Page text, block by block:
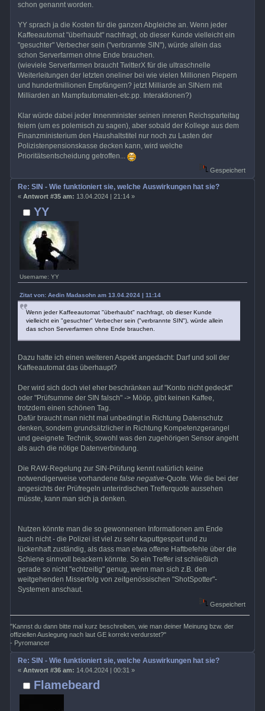
schon genannt worden.
YY sprach ja die Kosten für die ganzen Abgleiche an. Wenn jeder
Kaffeeautomat "überhaubt" nachfragt, ob dieser Kunde vielleicht ein
"gesuchter" Verbecher sein ("verbrannte SIN"), würde allein das
schon Serverfarmen ohne Ende brauchen.
(wieviele Serverfarmen braucht TwitterX für die ultraschnelle
Weiterleitungen der letzten oneliner bei wie vielen Millionen Piepern
und hundertmillionen Empfängern? jetzt Milliarde an SINern mit
Milliarden an Mampfautomaten-etc.pp. Interaktionen?)
Klar würde dabei jeder Innenminister seinen inneren Reichsparteitag
feiern (um es polemisch zu sagen), aber sobald der Kollege aus dem
Finanzministerium den Haushaltstitel nur noch zu Lasten der
Polizistenpensionskasse decken kann, wird welche
Prioritätsentscheidung getroffen...
Gespeichert
YY
Username: YY
Re: SIN - Wie funktioniert sie, welche Auswirkungen hat sie?
« Antwort #35 am: 13.04.2024 | 21:14 »
Zitat von: Aedin Madasohn am 13.04.2024 | 11:14
Wenn jeder Kaffeeautomat "überhaubt" nachfragt, ob dieser Kunde
vielleicht ein "gesuchter" Verbecher sein ("verbrannte SIN"), würde allein
das schon Serverfarmen ohne Ende brauchen.
Dazu hatte ich einen weiteren Aspekt angedacht: Darf und soll der
Kaffeeautomat das überhaupt?
Der wird sich doch viel eher beschränken auf "Konto nicht gedeckt"
oder "Prüfsumme der SIN falsch" -> Mööp, gibt keinen Kaffee,
trotzdem einen schönen Tag.
Dafür braucht man nicht mal unbedingt in Richtung Datenschutz
denken, sondern grundsätzlicher in Richtung Kompetenzgerangel
und geeignete Technik, sowohl was den zugehörigen Sensor angeht
als auch die nötige Datenverbindung.
Die RAW-Regelung zur SIN-Prüfung kennt natürlich keine
notwendigerweise vorhandene false negative-Quote. Wie die bei der
angesichts der Prüfregeln unterirdischen Trefferquote aussehen
müsste, kann man sich ja denken.
Nutzen könnte man die so gewonnenen Informationen am Ende
auch nicht - die Polizei ist viel zu sehr kaputtgespart und zu
lückenhaft zuständig, als dass man etwa offene Haftbefehle über die
Schiene sinnvoll beackern könnte. So ein Treffer ist schließlich
gerade so nicht "echtzeitig" genug, wenn man sich z.B. den
weitgehenden Misserfolg von zeitgenössischen "ShotSpotter"-
Systemen anschaut.
Gespeichert
"Kannst du dann bitte mal kurz beschreiben, wie man deiner Meinung bzw. der
offiziellen Auslegung nach laut GE korrekt verdurstet?"
- Pyromancer
Flamebeard
Re: SIN - Wie funktioniert sie, welche Auswirkungen hat sie?
« Antwort #36 am: 14.04.2024 | 00:31 »